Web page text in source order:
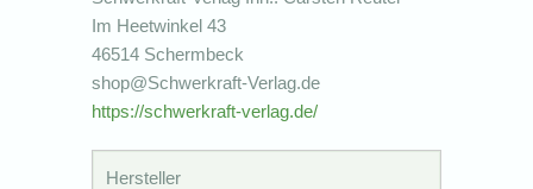
Im Heetwinkel 43
46514 Schermbeck
shop@Schwerkraft-Verlag.de
https://schwerkraft-verlag.de/
Hersteller